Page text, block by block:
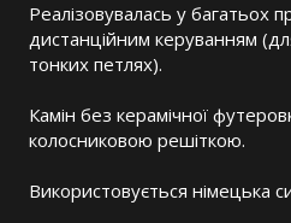
Реалізовувалась у багатьох
дистанційним керуванням
тонких петлях).
Камін без керамічної
колосниковою решіткою.
Використовується німецька